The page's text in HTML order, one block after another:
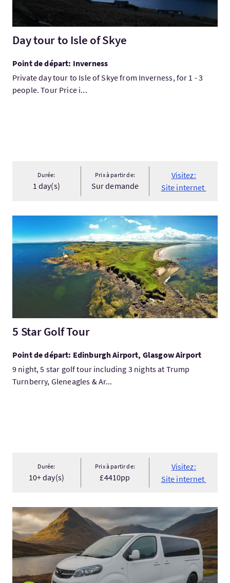
Day tour to Isle of Skye
Point de départ: Inverness
Private day tour to Isle of Skye from Inverness, for 1 - 3
people. Tour Price i...
Durée:
1 day(s)
Prix à partir de:
Sur demande
Visitez:
Site internet
Visitez:5 Star Golf Tour
5 Star Golf Tour
Point de départ: Edinburgh Airport, Glasgow Airport
9 night, 5 star golf tour including 3 nights at Trump
Turnberry, Gleneagles & Ar...
Durée:
10+ day(s)
Prix à partir de:
£4410pp
Visitez:
Site internet
Visitez:Invergordon Tours By Chauffeur